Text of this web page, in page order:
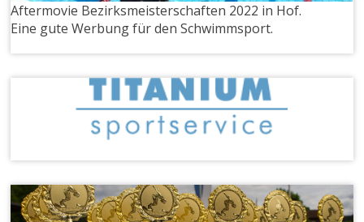
Aftermovie Bezirksmeisterschaften 2022 in Hof.
Eine gute Werbung für den Schwimmsport.